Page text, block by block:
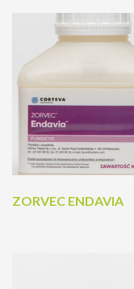
ZORVEC ENDAVIA